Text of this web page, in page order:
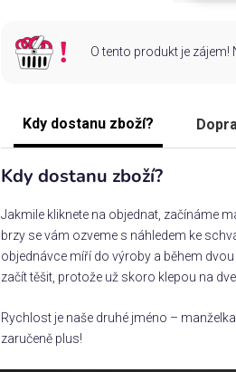
O tento produkt je zájem!
Kdy dostanu zboží?
Kdy dostanu zboží?
Jakmile kliknete na objednat, začínáme
brzy se vám ozveme s náhledem ke
objednávce míří do výroby a během
začít těšit, protože už skoro klepou na
Rychlost je naše druhé jméno –
zaručeně plus!